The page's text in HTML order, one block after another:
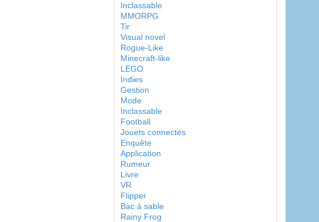
Inclassable
MMORPG
Tir
Visual novel
Rogue-Like
Minecraft-like
LEGO
Indies
Gestion
Mode
Inclassable
Football
Jouets connectés
Enquête
Application
Rumeur
Livre
VR
Flipper
Bac à sable
Rainy Frog